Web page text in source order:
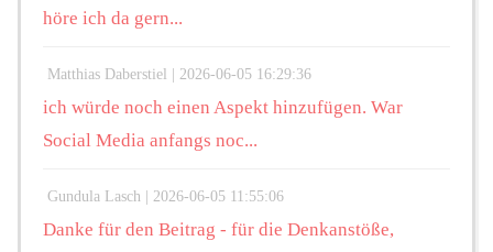
höre ich da gern...
Matthias Daberstiel | 2026-06-05 16:29:36
ich würde noch einen Aspekt hinzufügen. War
Social Media anfangs noc...
Gundula Lasch | 2026-06-05 11:55:06
Danke für den Beitrag - für die Denkanstöße,